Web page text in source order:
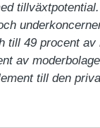
till 49 procent av
av
till den